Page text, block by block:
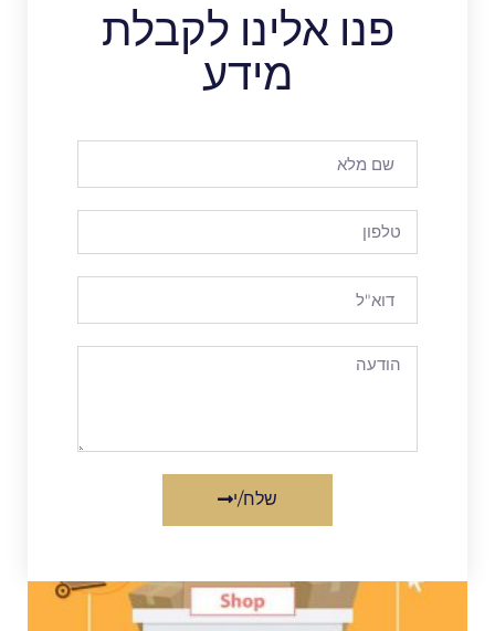
פנו אלינו לקבלת
מידע
שלח/י